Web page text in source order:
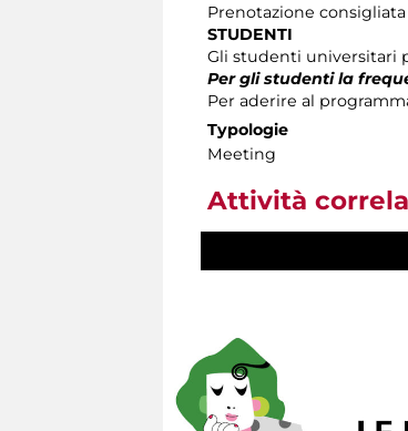
Prenotazione
STUDENTI
Gli studenti universitari
Per gli studenti la
Per aderire al
Typologie
Meeting
Attività